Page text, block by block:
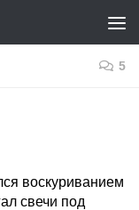
5
воскуриванием
свечи под